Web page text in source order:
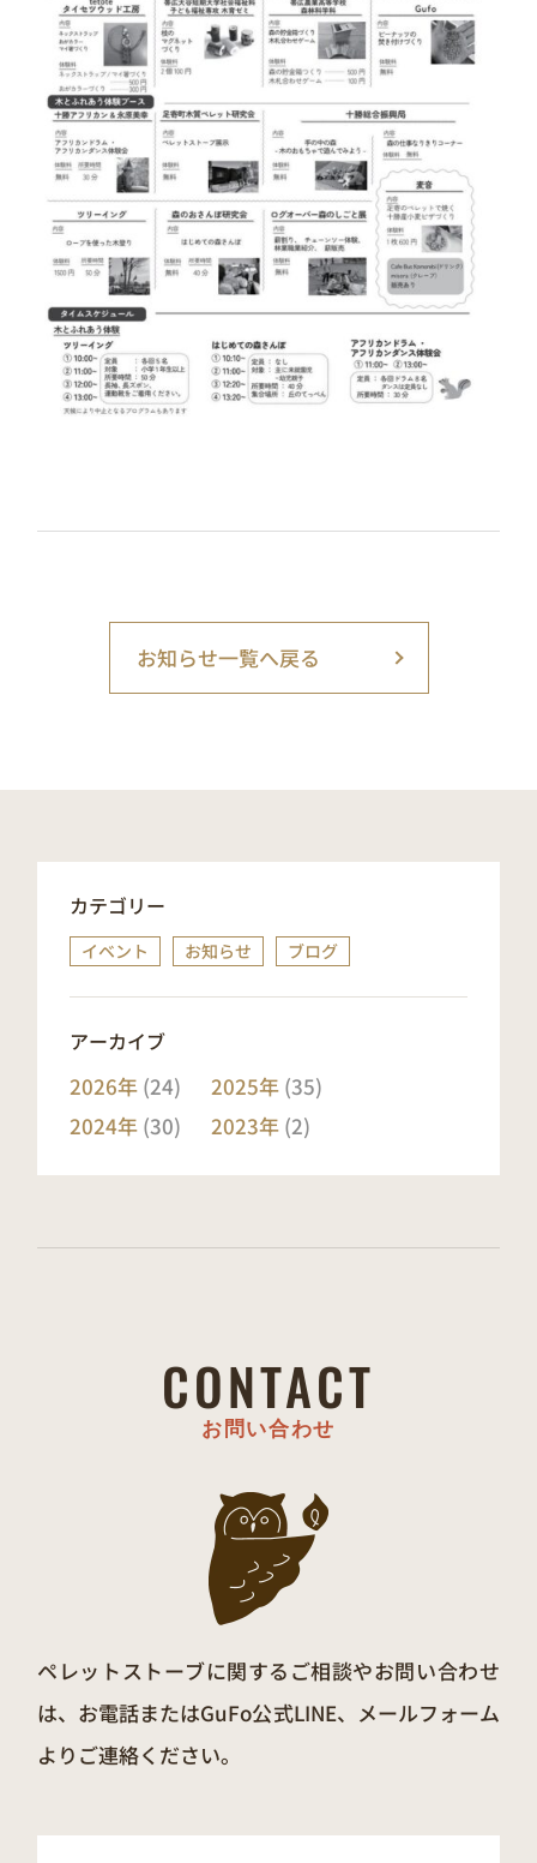
お知らせ一覧へ戻る
カテゴリー
イベント お知らせ ブログ
アーカイブ
2026年 (24) 2025年 (35)
2024年 (30) 2023年 (2)
CONTACT
お問い合わせ
ペレットストーブに関するご相談やお問い合わせ
は、お電話またはGuFo公式LINE、メールフォーム
よりご連絡ください。